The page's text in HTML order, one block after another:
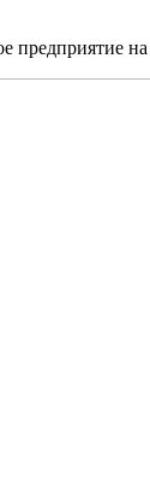
предприятие на